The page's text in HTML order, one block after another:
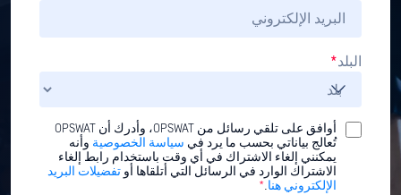
البلد*
أوافق على تلقي رسائل من OPSWAT، وأدرك أن OPSWAT
تُعالج بياناتي بحسب ما يرد في سياسة الخصوصية وأنه
يمكنني إلغاء الاشتراك في أي وقت باستخدام رابط إلغاء
الاشتراك الوارد في الرسائل التي أتلقاها أو تفضيلات البريد
الإلكتروني هنا.
*